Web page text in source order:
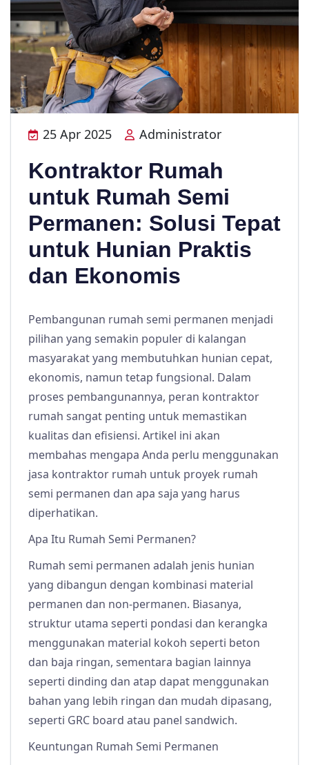
25 Apr 2025 Administrator
Kontraktor Rumah
untuk Rumah Semi
Permanen: Solusi Tepat
untuk Hunian Praktis
dan Ekonomis
Pembangunan rumah semi permanen menjadi
pilihan yang semakin populer di kalangan
masyarakat yang membutuhkan hunian cepat,
ekonomis, namun tetap fungsional. Dalam
proses pembangunannya, peran kontraktor
rumah sangat penting untuk memastikan
kualitas dan efisiensi. Artikel ini akan
membahas mengapa Anda perlu menggunakan
jasa kontraktor rumah untuk proyek rumah
semi permanen dan apa saja yang harus
diperhatikan.
Apa Itu Rumah Semi Permanen?
Rumah semi permanen adalah jenis hunian
yang dibangun dengan kombinasi material
permanen dan non-permanen. Biasanya,
struktur utama seperti pondasi dan kerangka
menggunakan material kokoh seperti beton
dan baja ringan, sementara bagian lainnya
seperti dinding dan atap dapat menggunakan
bahan yang lebih ringan dan mudah dipasang,
seperti GRC board atau panel sandwich.
Keuntungan Rumah Semi Permanen